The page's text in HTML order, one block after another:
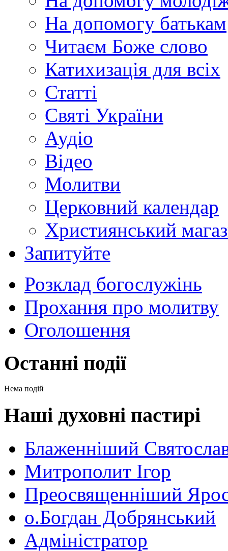
На допомогу батькам
Читаєм Боже слово
Катихизація для всіх
Статті
Святі України
Аудіо
Відео
Молитви
Церковний календар
Християнський
Запитуйте
Розклад богослужінь
Прохання про молитву
Оголошення
Останні події
Нема подій
Наші духовні пастирі
Блаженніший
Митрополит Ігор
Преосвященніший
о.Богдан Добрянський
Адміністратор